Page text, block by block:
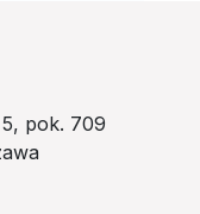
5, pok. 709